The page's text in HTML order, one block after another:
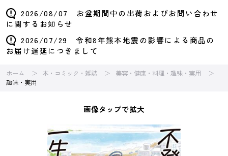
2026/08/07 お盆期間中の出荷およびお問い合わせ
に関するお知らせ
2026/07/29 令和8年熊本地震の影響による商品の
お届け遅延につきまして
ホーム 本・コミック・雑誌
美容・健康・料理・趣味・実用
趣味・実用
画像タップで拡大